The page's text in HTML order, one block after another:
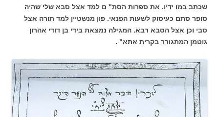
שכתב במו ידיו. את ספרות הסת" ם למד אצל סבא שלי שהיה
סופר סתם כעיסוק לשעות הפנאי. פון מנשטיין למד תורה אצל
סבי וכן אצל הסבא רבא. המגילה נמצאת בידי בן דודי אהרון
גוטמן המתגורר בקרית אתא" .